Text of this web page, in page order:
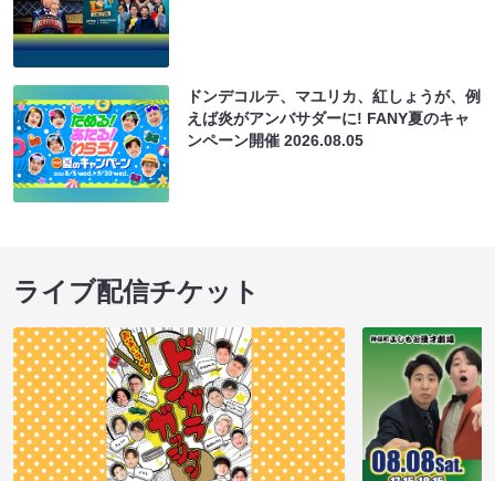
ドンデコルテ、マユリカ、紅しょうが、例
えば炎がアンバサダーに! FANY夏のキャ
ンペーン開催2026.08.05
ライブ配信チケット